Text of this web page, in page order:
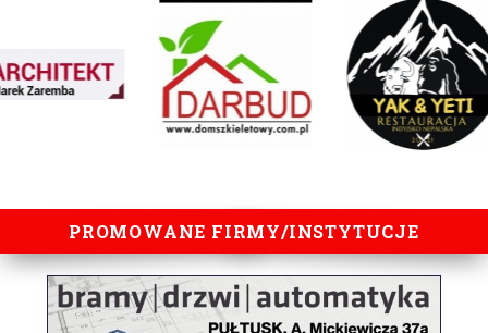
PROMOWANE FIRMY/INSTYTUCJE